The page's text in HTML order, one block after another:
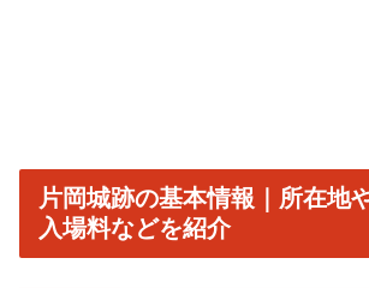
片岡城跡の基本情報｜所在地
入場料などを紹介